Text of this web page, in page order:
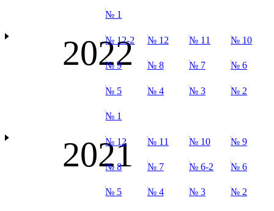
№ 1
2022
№ 12-2 № 12 № 11 № 10
№ 9 № 8 № 7 № 6
№ 5 № 4 № 3 № 2
№ 1
2021
№ 12 № 11 № 10 № 9
№ 8 № 7 № 6-2 № 6
№ 5 № 4 № 3 № 2